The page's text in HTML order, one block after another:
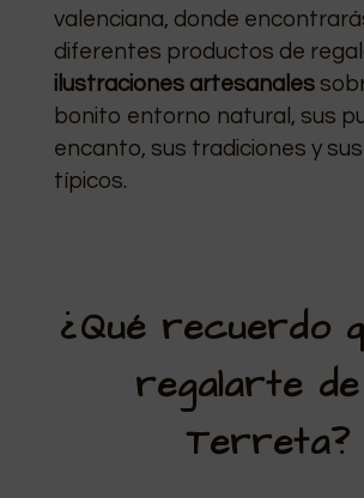
valenciana, donde
diferentes productos de
ilustraciones artesanales
bonito entorno natural, sus
encanto, sus tradiciones y
típicos.
¿Qué recuerdo
regalarte
Terreta?